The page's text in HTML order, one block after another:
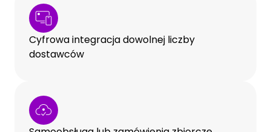
Cyfrowa integracja dowolnej liczby
dostawców